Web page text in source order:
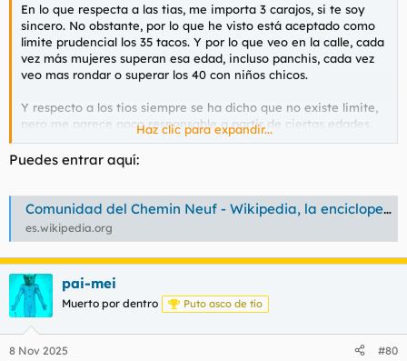
En lo que respecta a las tias, me importa 3 carajos, si te soy
sincero. No obstante, por lo que he visto está aceptado como
límite prudencial los 35 tacos. Y por lo que veo en la calle, cada
vez más mujeres superan esa edad, incluso panchis, cada vez
veo mas rondar o superar los 40 con niños chicos.
Y respecto a los tios siempre se ha dicho que no existe limite,
pero me parece poco responsable a partir de ciertas edades.
Tal vez deberian tener la mayoria de edad una vez el padre
haya llegado a la jubilacion (67-18=49.... 52 cuando nos la suban
En mi caso concreto, ante la imposibilidad de ligar con tías
minimamente follables y al haber tirado ya la toalla
definitivamente, me propongo congelar unas cuantas
ensaimadas madrileñas en proximas fechas para conservar la
frescura de la juventud (tengo 29) y llevar a cabo un proceso
de Gestación Subrogada cuando haya reunido los dinerocs
(Soy un bujarra, qué le voy a hacer, sí Feo).
Y por último, la edad IDEAL para ser padres segun mi criterio:
antes de los 30. La edad a la que yo hubiera empezado si no
Haz clic para expandir...
Puedes entrar aquí:
Comunidad del Chemin Neuf - Wikipedia, la enciclopedia libre
es.wikipedia.org
pai-mei
Muerto por dentro Puto asco de tío
8 Nov 2025 #80